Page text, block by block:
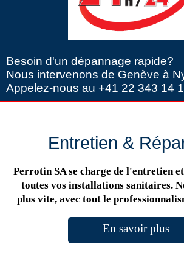
Besoin d'un dépannage rapide?
Nous intervenons de Genève à
Appelez-nous au +41 22 343 14
Entretien &
Perrotin SA se charge de l'entretien
toutes vos installations sanitaires.
plus vite, avec tout le
En savoir plus